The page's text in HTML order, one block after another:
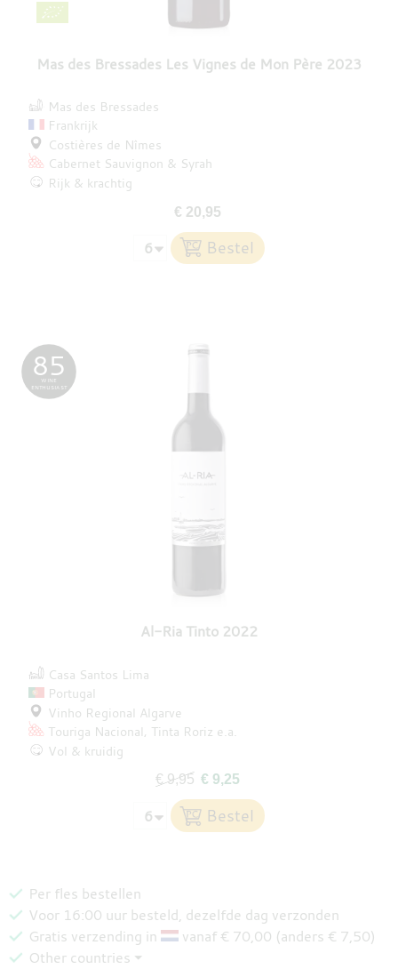
Mas des Bressades Les Vignes de Mon Père 2023
Mas des Bressades
Frankrijk
Costières de Nîmes
Cabernet Sauvignon
Syrah
Rijk & krachtig
€ 20,95
Al-Ria Tinto 2022
85
WINE
ENTHUSIAST
Casa Santos Lima
Portugal
Vinho Regional Algarve
Touriga Nacional
Tinta Roriz e.a.
Vol & kruidig
€ 9,95 € 9,25
Per fles bestellen
Voor 16:00 uur besteld, dezelfde dag verzonden
Gratis verzending in
vanaf € 70,00 (anders € 7,50)
Other countries ⏷